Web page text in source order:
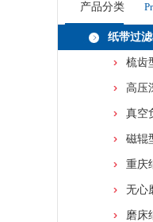
产品分类
纸带过
梳齿
高压
真空
磁辊
重庆
无心
磨床